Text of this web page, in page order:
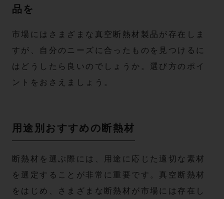
品を
市場にはさまざまな真空断熱材製品が存在しま
すが、自分のニーズに合ったものを見つけるに
はどうしたら良いのでしょうか。選び方のポイ
ントをおさえましょう。
用途別おすすめの断熱材
断熱材を選ぶ際には、用途に応じた適切な素材
を選定することが非常に重要です。真空断熱材
をはじめ、さまざまな断熱材が市場には存在し